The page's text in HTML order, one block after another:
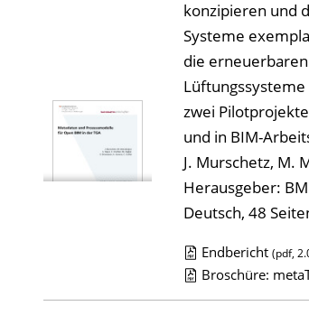
konzipieren und
Systeme
die
zwei
und in BIM-
J. Murschetz, M.
Herausgeber:
Deutsch, 48
D
o
Endbericht (pdf,
Broschüre: